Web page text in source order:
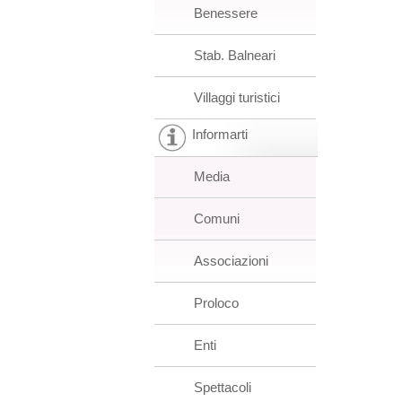
Benessere
Stab. Balneari
Villaggi turistici
Informarti
Media
Comuni
Associazioni
Proloco
Enti
Spettacoli